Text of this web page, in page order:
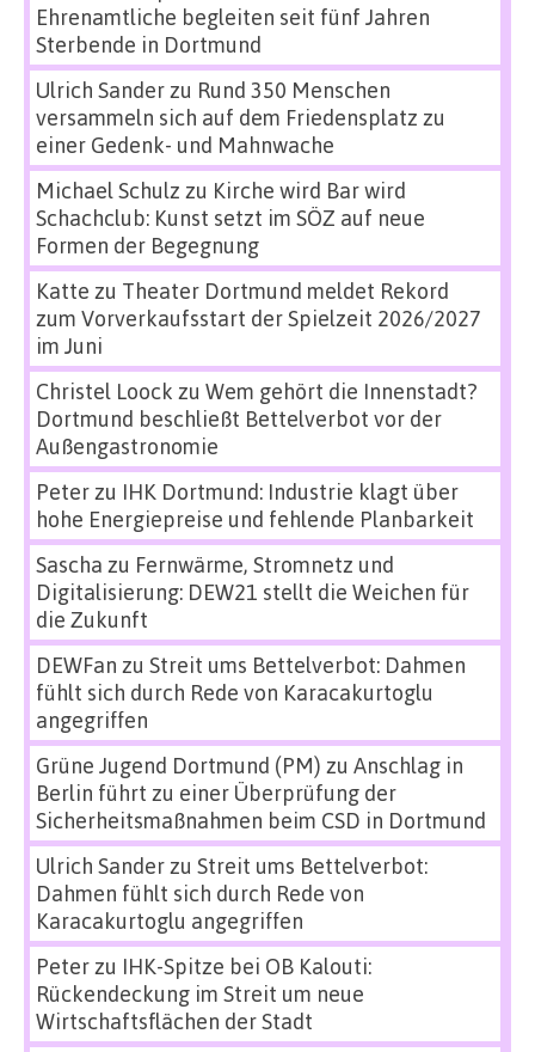
Ehrenamtliche begleiten seit fünf Jahren
Sterbende in Dortmund
Ulrich Sanderzu Rund 350 Menschen
versammeln sich auf dem Friedensplatz zu
einer Gedenk- und Mahnwache
Michael Schulz zu Kirche wird Bar wird
Schachclub: Kunst setzt im SÖZ auf neue
Formen der Begegnung
Katte zu Theater Dortmund meldet Rekord
zum Vorverkaufsstart der Spielzeit 2026/2027
im Juni
Christel Loock zu Wem gehört die Innenstadt?
Dortmund beschließt Bettelverbot vor der
Außengastronomie
Peterzu IHK Dortmund: Industrie klagt über
hohe Energiepreise und fehlende Planbarkeit
Sascha zu Fernwärme, Stromnetz und
Digitalisierung: DEW21 stellt die Weichen für
die Zukunft
DEWFan zu Streit ums Bettelverbot: Dahmen
fühlt sich durch Rede von Karacakurtoglu
angegriffen
Grüne Jugend Dortmund (PM) zu Anschlag in
Berlin führt zu einer Überprüfung der
Sicherheitsmaßnahmen beim CSD in Dortmund
Ulrich Sanderzu Streit ums Bettelverbot:
Dahmen fühlt sich durch Rede von
Karacakurtoglu angegriffen
Peterzu IHK-Spitze bei OB Kalouti:
Rückendeckung im Streit um neue
Wirtschaftsflächen der Stadt